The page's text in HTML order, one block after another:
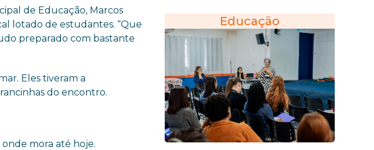
de Educação, Marcos
lotado de estudantes. “Que
preparado com bastante
Eles tiveram a
do encontro.
onde mora até hoje.
hanseníase na E.M Adelaide de
Magalhães Seabra
Educação